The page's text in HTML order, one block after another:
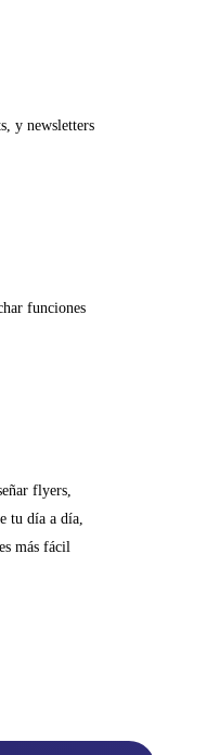
y newsletters
funciones
flyers,
tu día a día,
más fácil